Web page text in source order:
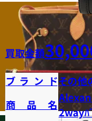
買取金額
ブランドその他
商品名
2wayﾊ